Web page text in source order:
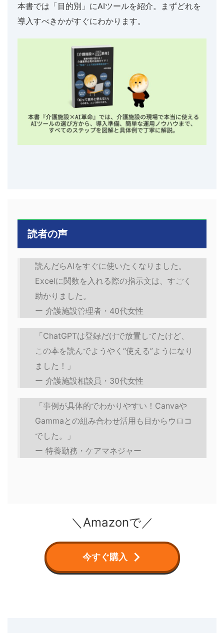
本書では「目的別」にAIツールを紹介。まずどれを
導入すべきかがすぐにわかります。
読者の声
読んだらAIをすぐに使いたくなりました。
Excelに関数を入れる際の指示文は、すごく
助かりました。
ー 介護施設管理者・40代女性
「ChatGPTは登録だけで放置してたけど、
この本を読んでようやく“使える”ようになり
ました！」
ー 介護施設相談員・30代女性
「事例が具体的でわかりやすい！Canvaや
Gammaとの組み合わせ活用も目からウロコ
でした。」
ー 特養勤務・ケアマネジャー
＼Amazonで／
今すぐ購入